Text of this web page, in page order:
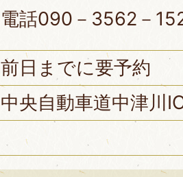
電話090－3562－
前日までに要予約
中央自動車道中津川